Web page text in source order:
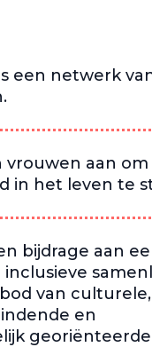
een netwerk
vrouwen aan om
in het leven te
bijdrage aan
van culturele,
en
georiënteerde